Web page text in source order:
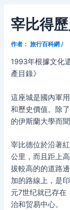
宰比得
作者： 旅行百科網 /
1993年根據文化
產目錄》
這座城是國內軍
和歷史價值。除
的伊斯蘭大學而
宰比德位於沿著
公里，而且距上
拔較高的的道路
加的路線上，是
元7世纪就已存在
治和贸易中心。